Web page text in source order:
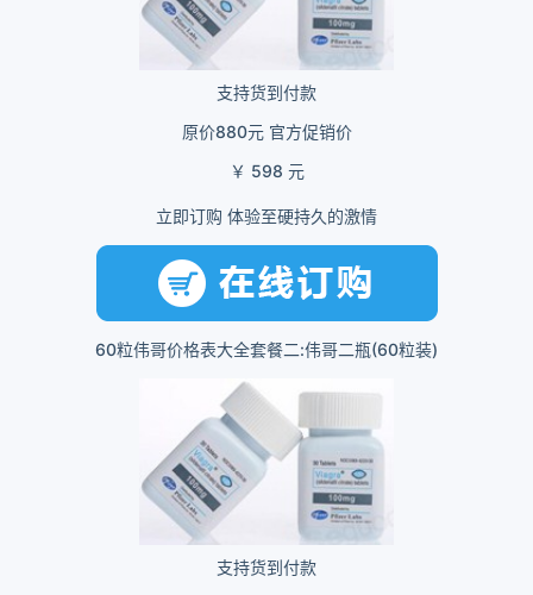
支持货到付款
原价880元 官方促销价
￥ 598 元
立即订购 体验至硬持久的激情
60粒伟哥价格表大全套餐二:伟哥二瓶(60粒装)
支持货到付款